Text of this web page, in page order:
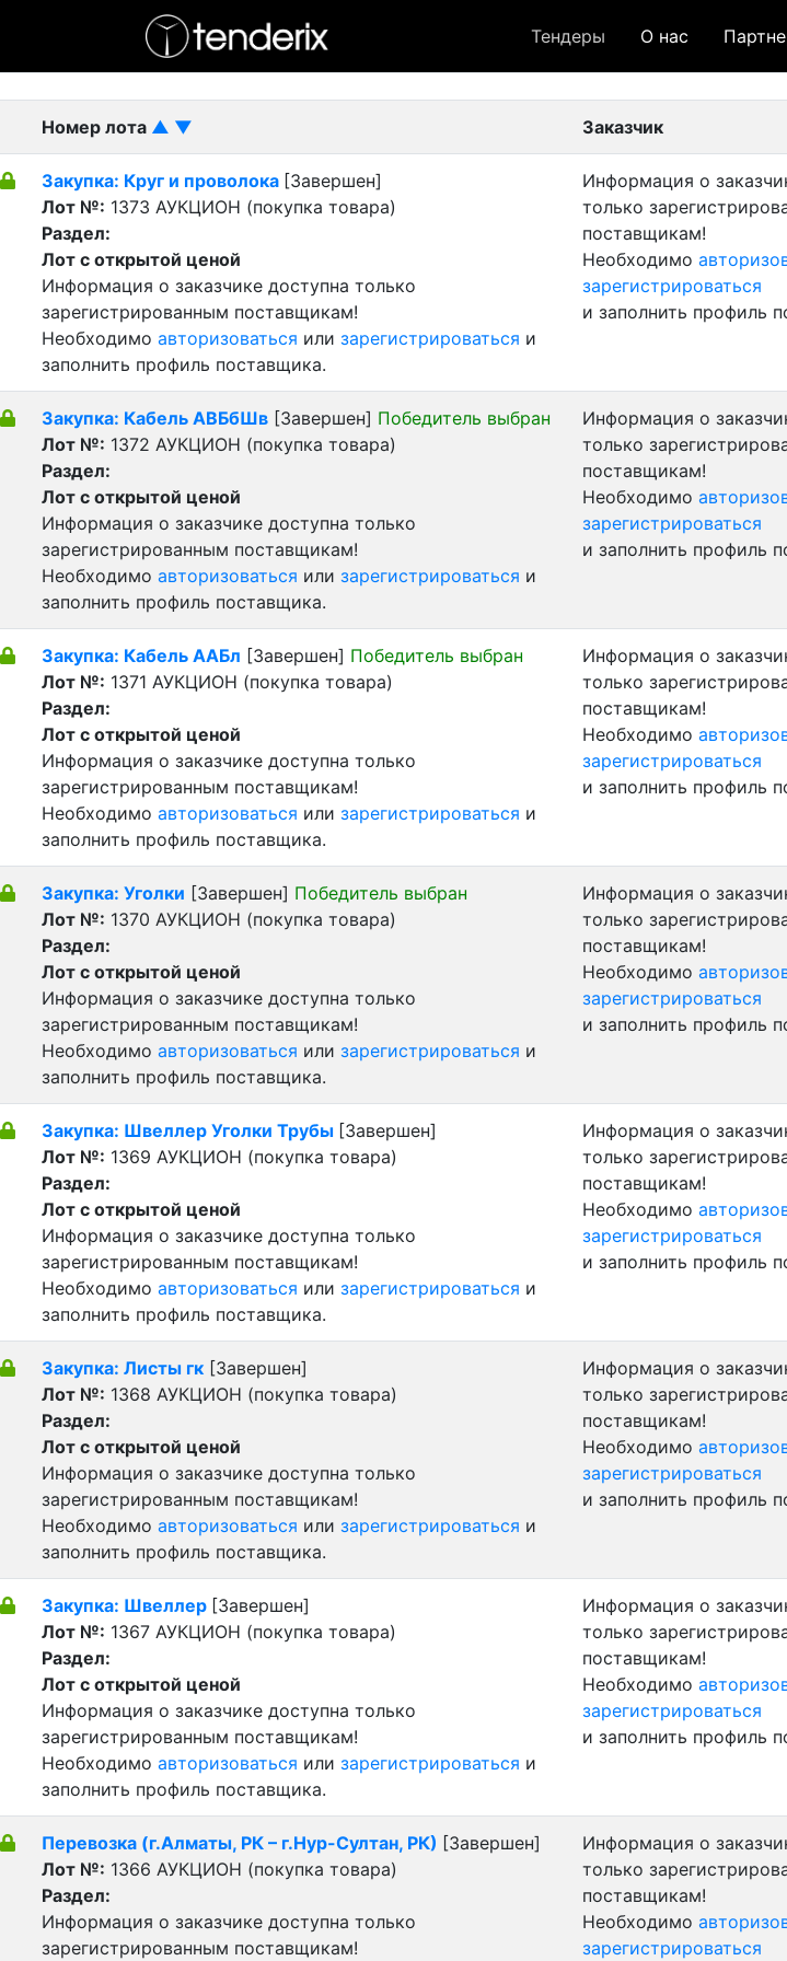
Тендеры О нас
- Завершенный лот
Номер лота ▲ ▼ Заказчик
Закупка: Круг и проволока [Завершен]
Лот №: 1373 АУКЦИОН (покупка товара)
Раздел:
Лот с открытой ценой
Информация о заказчике доступна только
зарегистрированным поставщикам!
Необходимо авторизоваться или зарегистрироваться и
заполнить профиль поставщика.
Информация о
только
поставщикам!
Необходимо
зарегистрироваться
и заполнить профиль
Закупка: Кабель АВБбШв [Завершен] Победитель выбран
Лот №: 1372 АУКЦИОН (покупка товара)
Раздел:
Лот с открытой ценой
Информация о заказчике доступна только
зарегистрированным поставщикам!
Необходимо авторизоваться или зарегистрироваться и
заполнить профиль поставщика.
Информация о
только
поставщикам!
Необходимо
зарегистрироваться
и заполнить профиль
Закупка: Кабель ААБл [Завершен] Победитель выбран
Лот №: 1371 АУКЦИОН (покупка товара)
Раздел:
Лот с открытой ценой
Информация о заказчике доступна только
зарегистрированным поставщикам!
Необходимо авторизоваться или зарегистрироваться и
заполнить профиль поставщика.
Информация о
только
поставщикам!
Необходимо
зарегистрироваться
и заполнить профиль
Закупка: Уголки [Завершен] Победитель выбран
Лот №: 1370 АУКЦИОН (покупка товара)
Раздел:
Лот с открытой ценой
Информация о заказчике доступна только
зарегистрированным поставщикам!
Необходимо авторизоваться или зарегистрироваться и
заполнить профиль поставщика.
Информация о
только
поставщикам!
Необходимо
зарегистрироваться
и заполнить профиль
Закупка: Швеллер Уголки Трубы [Завершен]
Лот №: 1369 АУКЦИОН (покупка товара)
Раздел:
Лот с открытой ценой
Информация о заказчике доступна только
зарегистрированным поставщикам!
Необходимо авторизоваться или зарегистрироваться и
заполнить профиль поставщика.
Информация о
только
поставщикам!
Необходимо
зарегистрироваться
и заполнить профиль
Закупка: Листы гк [Завершен]
Лот №: 1368 АУКЦИОН (покупка товара)
Раздел:
Лот с открытой ценой
Информация о заказчике доступна только
зарегистрированным поставщикам!
Необходимо авторизоваться или зарегистрироваться и
заполнить профиль поставщика.
Информация о
только
поставщикам!
Необходимо
зарегистрироваться
и заполнить профиль
Закупка: Швеллер [Завершен]
Лот №: 1367 АУКЦИОН (покупка товара)
Раздел:
Лот с открытой ценой
Информация о заказчике доступна только
зарегистрированным поставщикам!
Необходимо авторизоваться или зарегистрироваться и
заполнить профиль поставщика.
Информация о
только
поставщикам!
Необходимо
зарегистрироваться
и заполнить профиль
Перевозка (г.Алматы, РК – г.Нур-Султан, РК) [Завершен]
Лот №: 1366 АУКЦИОН (покупка товара)
Раздел:
Информация о заказчике доступна только
зарегистрированным поставщикам!
Информация о
только
поставщикам!
Необходимо
зарегистрироваться